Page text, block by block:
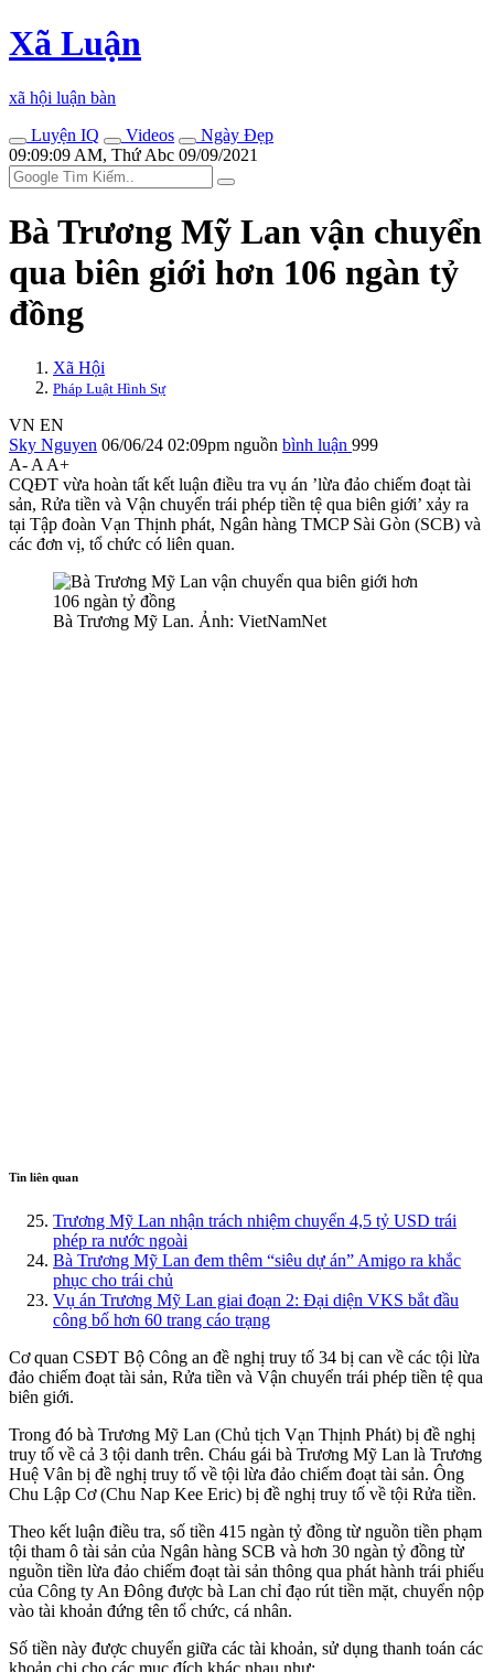
Xã Luận
xã hội luận bàn
Luyện IQ
Videos
Ngày Đẹp
09:09:09 AM, Thứ Abc 09/09/2021
Bà Trương Mỹ Lan vận chuyển
qua biên giới hơn 106 ngàn tỷ
đồng
Xã Hội
Pháp Luật Hình Sự
VN EN
Sky Nguyen 06/06/24 02:09pm nguồn bình luận 999
A- A A+
CQĐT vừa hoàn tất kết luận điều tra vụ án ’lừa đảo chiếm đoạt tài
sản, Rửa tiền và Vận chuyển trái phép tiền tệ qua biên giới’ xảy ra
tại Tập đoàn Vạn Thịnh phát, Ngân hàng TMCP Sài Gòn (SCB) và
các đơn vị, tổ chức có liên quan.
Bà Trương Mỹ Lan. Ảnh: VietNamNet
Tin liên quan
Trương Mỹ Lan nhận trách nhiệm chuyển 4,5 tỷ USD trái
phép ra nước ngoài
Bà Trương Mỹ Lan đem thêm “siêu dự án” Amigo ra khắc
phục cho trái chủ
Vụ án Trương Mỹ Lan giai đoạn 2: Đại diện VKS bắt đầu
công bố hơn 60 trang cáo trạng
Cơ quan CSĐT Bộ Công an đề nghị truy tố 34 bị can về các tội lừa
đảo chiếm đoạt tài sản, Rửa tiền và Vận chuyển trái phép tiền tệ qua
biên giới.
Trong đó bà Trương Mỹ Lan (Chủ tịch Vạn Thịnh Phát) bị đề nghị
truy tố về cả 3 tội danh trên. Cháu gái bà Trương Mỹ Lan là Trương
Huệ Vân bị đề nghị truy tố về tội lừa đảo chiếm đoạt tài sản. Ông
Chu Lập Cơ (Chu Nap Kee Eric) bị đề nghị truy tố về tội Rửa tiền.
Theo kết luận điều tra, số tiền 415 ngàn tỷ đồng từ nguồn tiền phạm
tội tham ô tài sản của Ngân hàng SCB và hơn 30 ngàn tỷ đồng từ
nguồn tiền lừa đảo chiếm đoạt tài sản thông qua phát hành trái phiếu
của Công ty An Đông được bà Lan chỉ đạo rút tiền mặt, chuyển nộp
vào tài khoản đứng tên tổ chức, cá nhân.
Số tiền này được chuyển giữa các tài khoản, sử dụng thanh toán các
khoản chi cho các mục đích khác nhau như: